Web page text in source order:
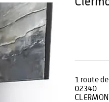
1 route
02340